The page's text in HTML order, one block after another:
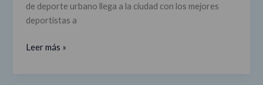
de deporte urbano llega a la ciudad con los mejores
deportistas a
Leer más »